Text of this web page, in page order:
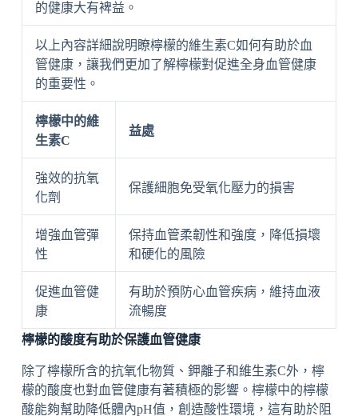
的健康大有裨益。
以上內容詳細說明瞭檸檬的維生素C如何有助於血
管健康，讓我們更加了解檸檬對促進全身血管健康
的重要性。
檸檬中的維
生素C
益處
強效的抗氧
化劑
保護細胞免受氧化壓力的損害
增強血管彈
性
保持血管柔韌性和強度，降低損壞
和硬化的風險
促進血管健
康
有助於預防心血管疾病，維持血液
流暢度
檸檬的酸度有助於保護血管健康
除了檸檬所含的抗氧化物質、鉀離子和維生素C外，檸
檬的酸度也對血管健康有著積極的影響。檸檬中的檸檬
酸能夠幫助降低體內pH值，創造酸性環境，這有助於阻